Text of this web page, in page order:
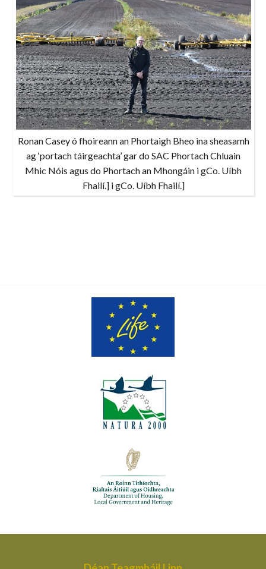
Ronan Casey ó fhoireann an Phortaigh Bheo ina sheasamh
ag ‘portach táirgeachta’ gar do SAC Phortach Chluain
Mhic Nóis agus do Phortach an Mhongáin i gCo. Uíbh
Fhailí.] i gCo. Uíbh Fhailí.]